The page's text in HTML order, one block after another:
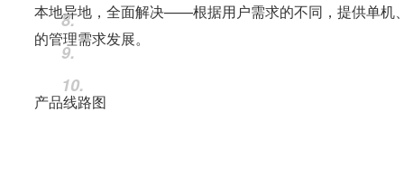
本地异地，全面解决——根据用户需求的不同，提供单机
的管理需求发展。
产品线路图
8.
9.
10.